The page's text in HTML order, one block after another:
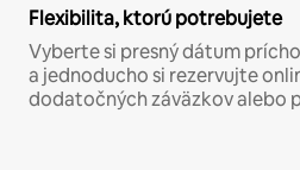
Flexibilita, ktorú potrebujete
Vyberte si presný dátum
a jednoducho si rezervujte
dodatočných záväzkov alebo